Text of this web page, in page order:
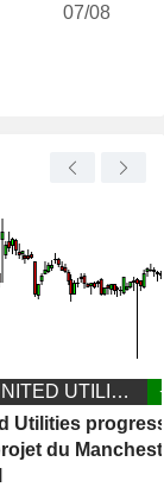
07/08
UNITED UTILITIES GROUP PLC
Utilities
du